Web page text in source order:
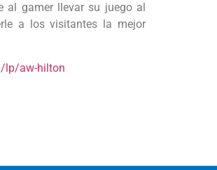
al gamer llevar su juego al
a los visitantes la mejor
lp/aw-hilton